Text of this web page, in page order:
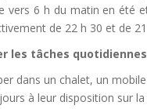
vers 6 h du matin en été
de 22 h 30 et de
les tâches
dans un chalet, un
à leur disposition sur